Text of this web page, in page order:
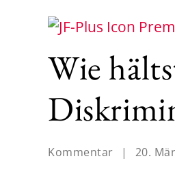
Wie
Kommentar | 20.